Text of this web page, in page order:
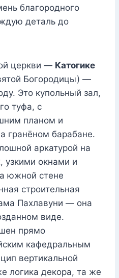
благородного
деталь до
церкви — Катогике
Богородицы) —
Это купольный зал,
туфа, с
планом и
гранёном барабане.
аркатурой на
узкими окнами и
южной стене
строительная
Пахлавуни — она
виде.
прямо
кафедральным
вертикальной
логика декора, та же